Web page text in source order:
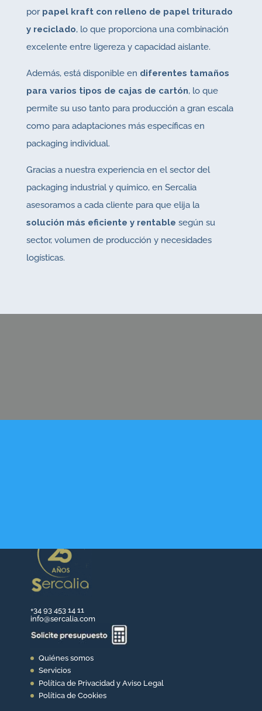
por papel kraft con relleno de papel triturado
y reciclado, lo que proporciona una combinación
excelente entre ligereza y capacidad aislante.
Además, está disponible en diferentes tamaños
para varios tipos de cajas de cartón, lo que
permite su uso tanto para producción a gran escala
como para adaptaciones más específicas en
packaging individual.
Gracias a nuestra experiencia en el sector del
packaging industrial y químico, en Sercalia
asesoramos a cada cliente para que elija la
solución más eficiente y rentable según su
sector, volumen de producción y necesidades
logísticas.
+34 93 453 14 11
info@sercalia.com
Quiénes somos
Servicios
Política de Privacidad y Aviso Legal
Política de Cookies